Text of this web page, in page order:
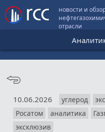
новости и
отрасли
10.06.2026 углерод
Росатом
аналитика
эксклюзив